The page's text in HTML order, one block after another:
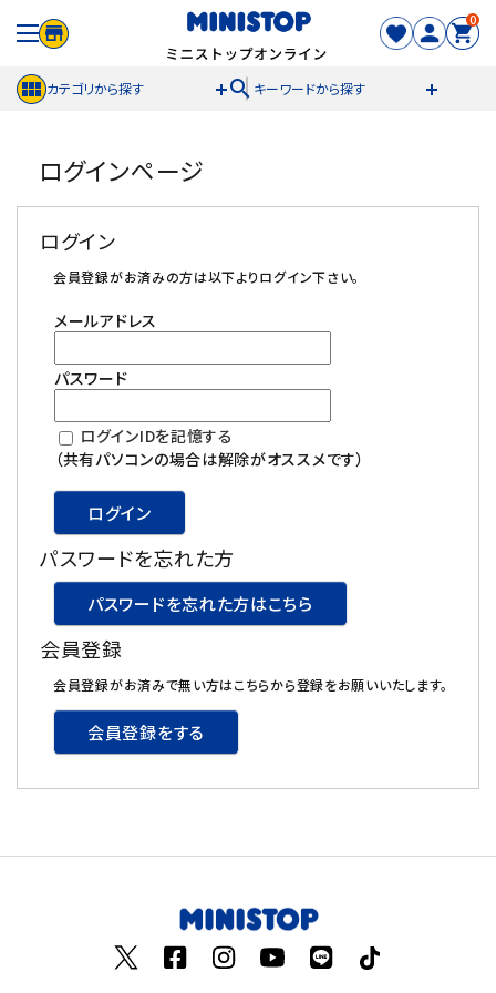
0
カテゴリから探す search キーワードから探す
meeting_room ログイン person 新規登録
セール商品
カテゴリから探す
冷凍食品
スイーツ
お菓子
酒類
日用品
ギフト
ログインページ
ログイン
会員登録がお済みの方は以下よりログイン下さい。
メールアドレス
パスワード
ログインIDを記憶する
（共有パソコンの場合は解除がオススメです）
ログイン
パスワードを忘れた方
パスワードを忘れた方はこちら
会員登録
会員登録がお済みで無い方はこちらから登録をお願いいたします。
会員登録をする